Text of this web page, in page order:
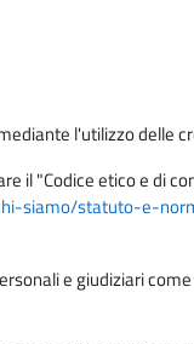
l'utilizzo delle
"Codice etico e di
siamo/statuto-e-
e giudiziari